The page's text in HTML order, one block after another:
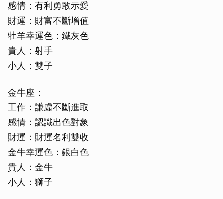
感情：有利勇敢示愛
財運：財富不斷增值
牡羊幸運色：鐵灰色
貴人：射手
小人：雙子
金牛座：
工作：謙虛不斷進取
感情：認識出色對象
財運：財運名利雙收
金牛幸運色：銀白色
貴人：金牛
小人：獅子